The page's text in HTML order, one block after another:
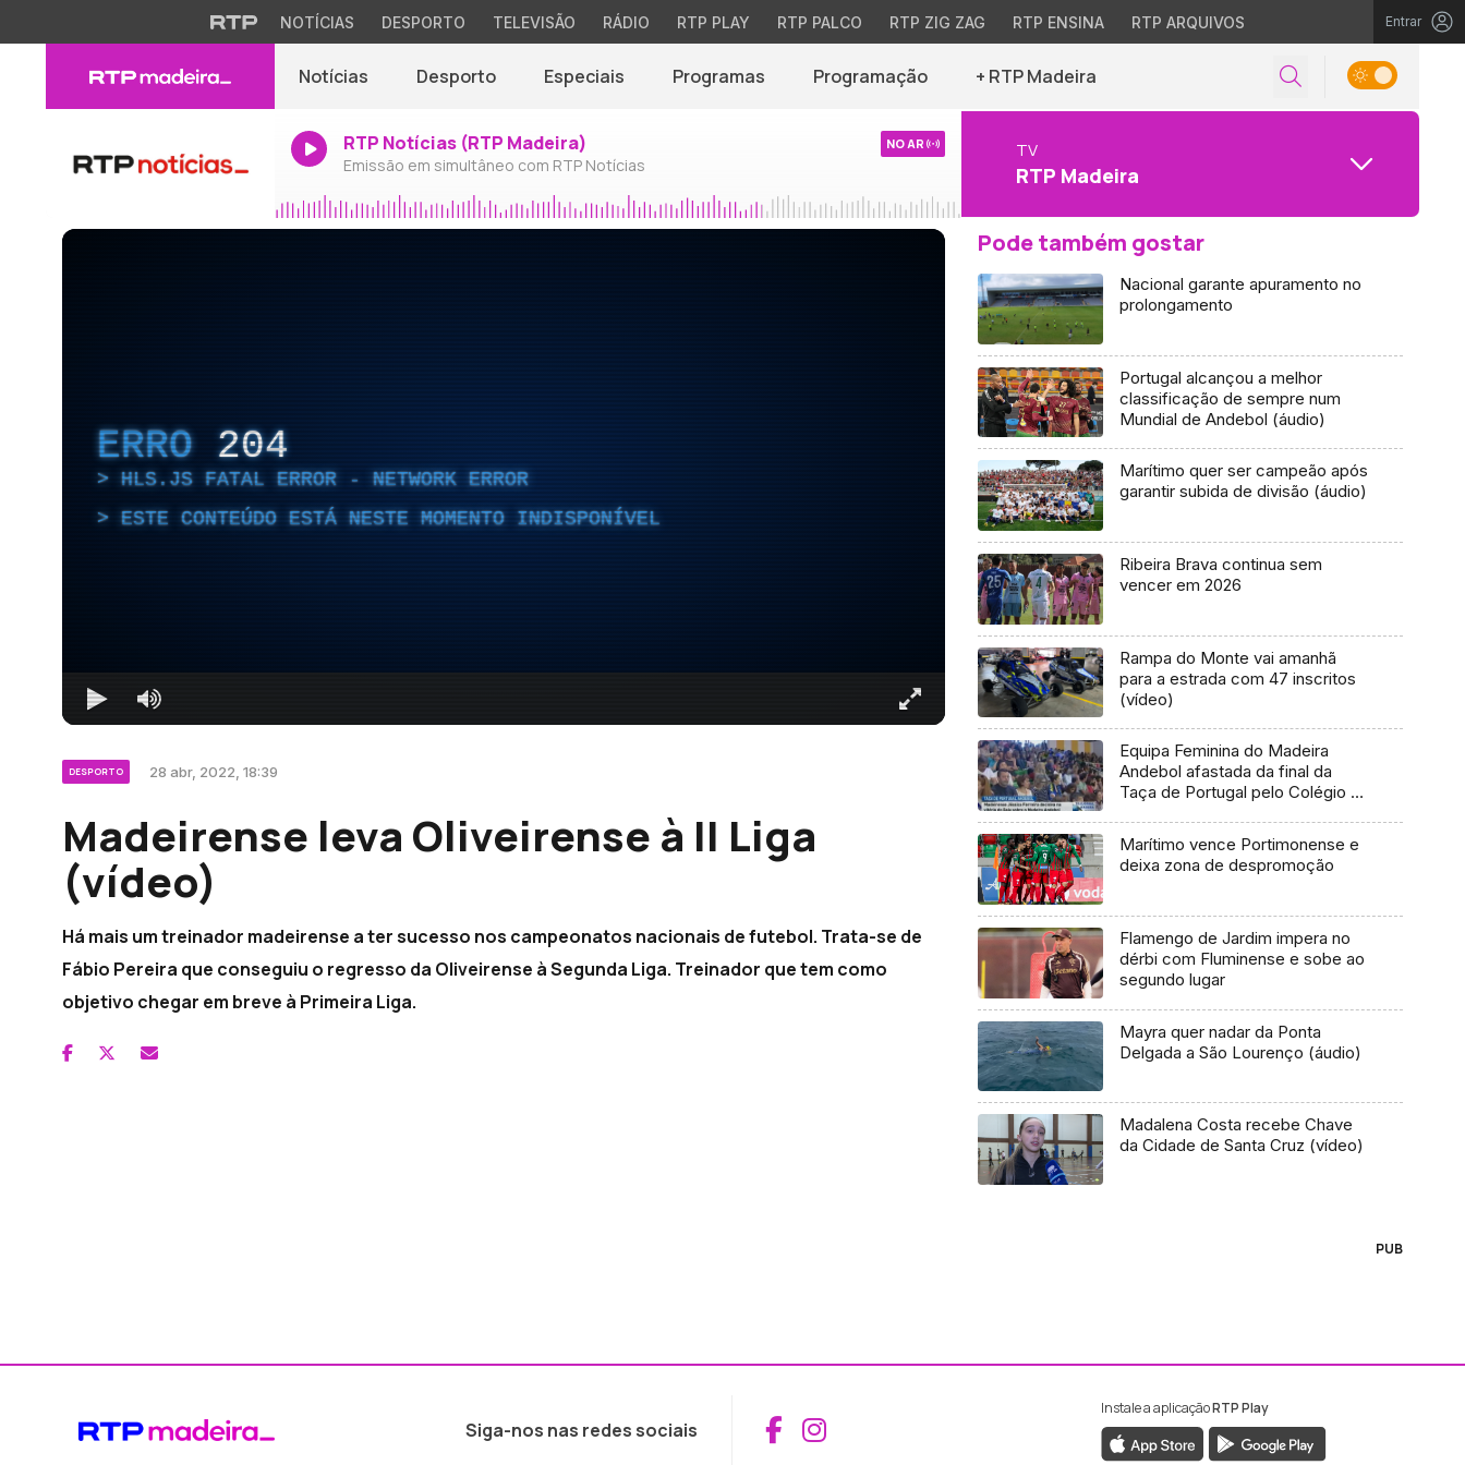
NOTÍCIAS DESPORTO TELEVISÃO RÁDIO RTP PLAY RTP PALCO RTP ZIG ZAG RTP ENSINA RTP ARQUIVOS Entrar
Notícias Desporto Especiais Programas Programação + RTP Madeira
RTP Notícias (RTP Madeira)
Emissão em simultâneo com RTP Notícias
NO AR TV
RTP Madeira
ERRO 204
HLS.JS FATAL ERROR - NETWORK ERROR
ESTE CONTEÚDO ESTÁ NESTE MOMENTO INDISPONÍVEL
DESPORTO 28 abr, 2022, 18:39
Madeirense leva Oliveirense à II Liga
(vídeo)
Há mais um treinador madeirense a ter sucesso nos campeonatos nacionais de futebol. Trata-se de
Fábio Pereira que conseguiu o regresso da Oliveirense à Segunda Liga. Treinador que tem como
objetivo chegar em breve à Primeira Liga.
Pode também gostar
Nacional garante apuramento no
prolongamento
Portugal alcançou a melhor
classificação de sempre num
Mundial de Andebol (áudio)
Marítimo quer ser campeão após
garantir subida de divisão (áudio)
Ribeira Brava continua sem
vencer em 2026
Rampa do Monte vai amanhã
para a estrada com 47 inscritos
(vídeo)
Equipa Feminina do Madeira
Andebol afastada da final da
Taça de Portugal pelo Colégio de
Marítimo vence Portimonense e
deixa zona de despromoção
Flamengo de Jardim impera no
dérbi com Fluminense e sobe ao
segundo lugar
Mayra quer nadar da Ponta
Delgada a São Lourenço (áudio)
Madalena Costa recebe Chave
da Cidade de Santa Cruz (vídeo)
PUB
Siga-nos nas redes sociais Aceder ao Facebook da RTP Madeira
Aceder ao Instagram da RTP Madeira
Instale a aplicaçãoRTP Play